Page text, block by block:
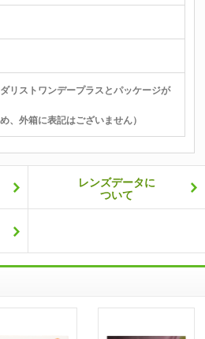
リストワンデープラスとパッケージが
、外箱に表記はございません）
レンズデータに
ついて